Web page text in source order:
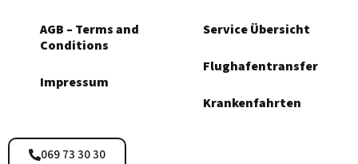
AGB – Terms and
Conditions
Impressum
Service Übersicht
Flughafen­transfer
Krankenfahrten
069 73 30 30